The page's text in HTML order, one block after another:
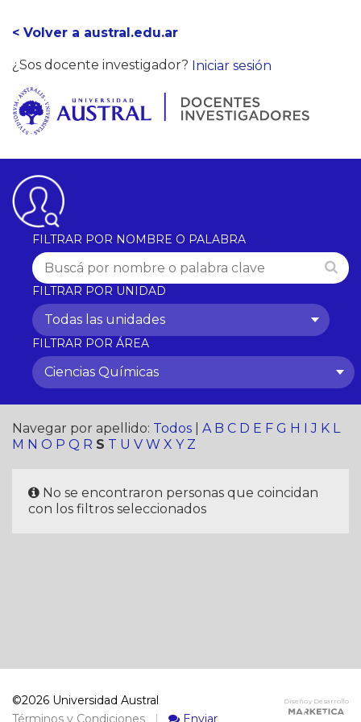
< Volver a austral.edu.ar
¿Sos docente investigador? Iniciar sesión
FILTRAR POR NOMBRE O PALABRA
FILTRAR POR UNIDAD
Todas las unidades
FILTRAR POR ÁREA
Ciencias Químicas
Navegar por apellido: Todos A B C D E F G H I J K L
M N O P Q R S T U V W X Y Z
No se encontraron personas que coincidan
con los filtros seleccionados
Diseño y Desarrollo
©2026 Universidad Austral
Términos y Condiciones | Enviar